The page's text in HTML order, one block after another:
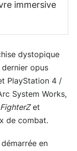
immersive
dystopique
opus
PlayStation 4 /
System Works,
et
de combat.
en